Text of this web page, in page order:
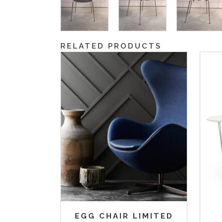
RELATED PRODUCTS
EGG CHAIR LIMITED